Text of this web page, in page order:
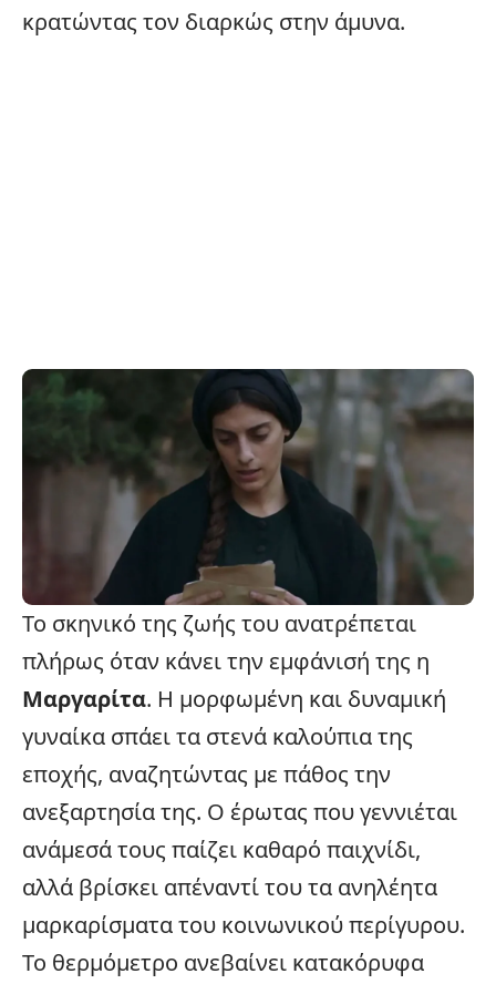
κρατώντας τον διαρκώς στην άμυνα.
Το σκηνικό της ζωής του ανατρέπεται
πλήρως όταν κάνει την εμφάνισή της η
Μαργαρίτα. Η μορφωμένη και δυναμική
γυναίκα σπάει τα στενά καλούπια της
εποχής, αναζητώντας με πάθος την
ανεξαρτησία της. Ο έρωτας που γεννιέται
ανάμεσά τους παίζει καθαρό παιχνίδι,
αλλά βρίσκει απέναντί του τα ανηλέητα
μαρκαρίσματα του κοινωνικού περίγυρου.
Το θερμόμετρο ανεβαίνει κατακόρυφα